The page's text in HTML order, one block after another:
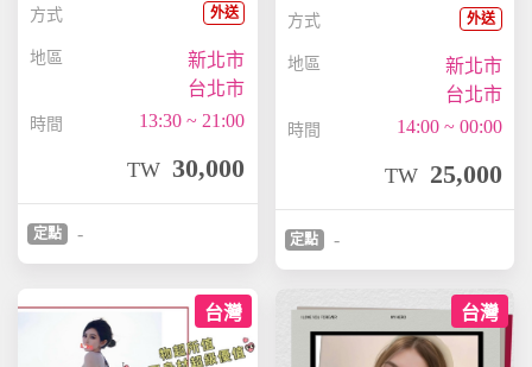
方式 外送
地區
新北市
台北市
時間 13:30 ~ 21:00
TW 30,000
定點 -
方式 外送
地區
新北市
台北市
時間 14:00 ~ 00:00
TW 25,000
定點 -
台灣 台灣